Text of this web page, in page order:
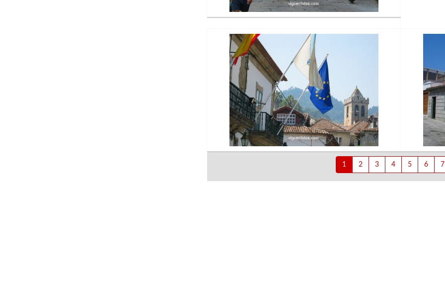
1 2 3 4 5 6 7